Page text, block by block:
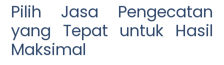
Pilih Jasa Pengecatan
yang Tepat untuk Hasil
Maksimal